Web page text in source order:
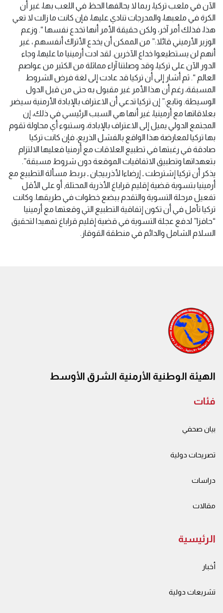
الآن في ملعب تركيا، ربما لا يحالفها الحظ في اللعب بها، غير أن
الكرة في ملعبها، والمدرجات تنادي عليها، فإن كانت ما زالت لا تعي
هذا، فذلك أمر آخر، ولكن حقيقة الأمر أنها تخدع نفسها “. وزعم
الوزير الأرميني قائلا:” من الممكن أن يخدع الأتراك أنفسهم ، غير
أنهم لن يستطيعوا خداع الآخرين. لقد ادت أرمينيا ما عليها، وجاء
الدور الآن على تركيا، وقد وصلتنا آراء مماثلة من الكثير من عواصم
العالم “. ثم أشار إلى أن تركيا قد عادت إلى لغة فرض الشروط
المسبقة، رغم أن هذا الأمر غير مقبول به حتى من قبل الدول
الوسيطة. وتابع:” إن تركيا تدعي أن الاعتراف بالإبادة الأرمنية سيضر
بعلاقاتها مع أرمينيا، غير أنها هي السبب الرئيسي في ذلك، إن
المجتمع الدولي يميل إلى الاعتراف بالإبادة، وستبوء أي محاولة تقوم
بها تركيا لمعارضة هذا الواقع بالفشل الذريع، فإن كانت تركيا
صادقة في رغبتها في تطبيع العلاقات مع أرمنيا فعليها الالتزام
بتعهداتها وتطبيق الاتفاقيات الموقعة دون شروط مسبقة”.
يذكر أن تركيا إشترطت ـ إرضاءا لأذربيجان ـ بربط مسألة التطبيع مع
أرمينيا بتسوية قضية إقليم قراباغ الأذرية المحتلة, أو على الأقل
تفعيل مرحلة التسوية والتقدم ببضع خطوات في طريقها. وكانت
تركيا تأمل في أن تكون إتفاقية التطبيع التي وقعتها مع أرمينيا
“حافزا” لدفع عجلة التسوية في قضية إقليم قراباغ تمهيدا لتحقيق
السلام الشامل والدائم في منطقة القوقاز.
الهيئة الوطنية الأرمنية الشرق الأوسط
فئات
بيان صحفي
تصريحات دولية
دراسات
مقالات
الرئيسية
أخبار
تشريعات دولية